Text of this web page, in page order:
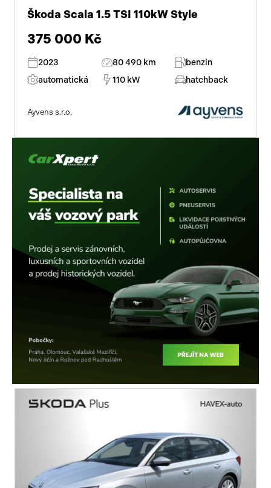
Příslušenství
Škoda Scala 1.5 TSI 110kW Style
375 000 Kč
2023 80 490 km
benzin
automatická
110 kW hatchback
Ayvens s.r.o.